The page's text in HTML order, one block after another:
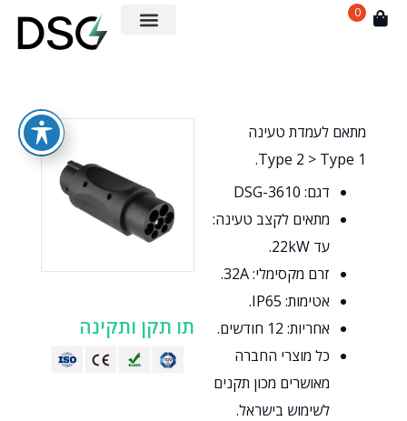
0
מתאם לעמדת טעינה
Type 2 > Type 1.
דגם: DSG-3610
מתאים לקצב טעינה:
עד 22kW.
זרם מקסימלי: 32A.
אטימות: IP65.
אחריות: 12 חודשים.
כל מוצרי החברה
מאושרים מכון תקנים
לשימוש בישראל.
תו תקן ותקינה